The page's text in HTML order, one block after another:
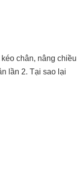
chân, nâng chiều
lần 2. Tại sao lại